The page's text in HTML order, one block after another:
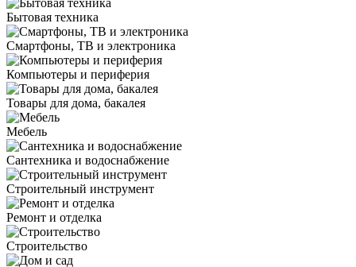
Бытовая техника
Смартфоны, ТВ и электроника
Компьютеры и периферия
Товары для дома, бакалея
Мебель
Сантехника и водоснабжение
Строительный инструмент
Ремонт и отделка
Строительство